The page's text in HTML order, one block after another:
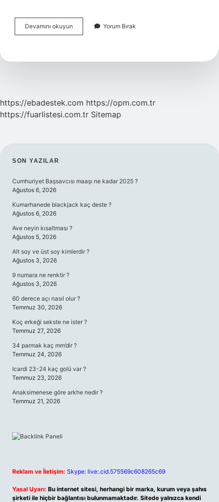
Devamını okuyun
Cekmek
Yorum Bırak
https://ebadestek.com https://opm.com.tr
https://fuarlistesi.com.tr Sitemap
SIDEBAR
SON YAZILAR
Cumhuriyet Başsavcısı maaşı ne kadar 2025 ?
Ağustos 6, 2026
Kumarhanede blackjack kaç deste ?
Ağustos 6, 2026
Ave neyin kısaltması ?
Ağustos 5, 2026
Alt soy ve üst soy kimlerdir ?
Ağustos 3, 2026
9 numara ne renktir ?
Ağustos 3, 2026
60 derece açı nasıl olur ?
Temmuz 30, 2026
Koç erkeği sekste ne ister ?
Temmuz 27, 2026
34 parmak kaç mm’dir ?
Temmuz 24, 2026
Icardi 23-24 kaç golü var ?
Temmuz 23, 2026
Anaksimenese göre arkhe nedir ?
Temmuz 21, 2026
Reklam ve İletişim: Skype: live:.cid.575569c608265c69
Yasal Uyarı: Bu internet sitesi, herhangi bir marka, kurum veya şahıs
şirketi ile hiçbir bağlantısı bulunmamaktadır. Sitede yalnızca kendi